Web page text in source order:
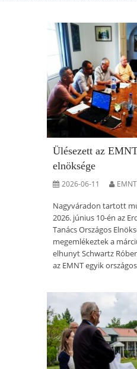
Ülésezett az
elnöksége
2026-06-11 EMNT
Nagyváradon tartott
2026. június 10-én az
Tanács Országos
megemlékeztek a
elhunyt Schwartz
az EMNT egyik